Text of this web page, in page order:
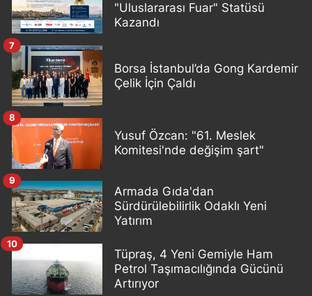
"Uluslararası Fuar" Statüsü
Kazandı
Borsa İstanbul’da Gong Kardemir
Çelik İçin Çaldı
7
Yusuf Özcan: "61. Meslek
Komitesi'nde değişim şart"
8
Armada Gıda'dan
Sürdürülebilirlik Odaklı Yeni
Yatırım
9
Tüpraş, 4 Yeni Gemiyle Ham
Petrol Taşımacılığında Gücünü
Artırıyor
10